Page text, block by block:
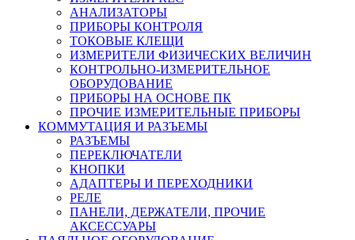
АНАЛИЗАТОРЫ
ПРИБОРЫ КОНТРОЛЯ
ТОКОВЫЕ КЛЕЩИ
ИЗМЕРИТЕЛИ ФИЗИЧЕСКИХ ВЕЛИЧИН
КОНТРОЛЬНО-ИЗМЕРИТЕЛЬНОЕ
ОБОРУДОВАНИЕ
ПРИБОРЫ НА ОСНОВЕ ПК
ПРОЧИЕ ИЗМЕРИТЕЛЬНЫЕ ПРИБОРЫ
КОММУТАЦИЯ И РАЗЪЕМЫ
РАЗЪЕМЫ
ПЕРЕКЛЮЧАТЕЛИ
КНОПКИ
АДАПТЕРЫ И ПЕРЕХОДНИКИ
РЕЛЕ
ПАНЕЛИ, ДЕРЖАТЕЛИ, ПРОЧИЕ
АКСЕССУАРЫ